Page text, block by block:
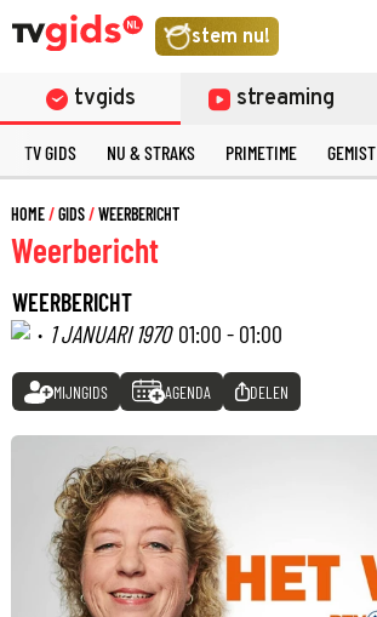
stem nu!
tvgids streaming
TV GIDS NU & STRAKS PRIMETIME GEMIST
HOME GIDS WEERBERICHT
Weerbericht
WEERBERICHT
· 1 JANUARI 1970 01:00 - 01:00
MIJNGIDS AGENDA DELEN